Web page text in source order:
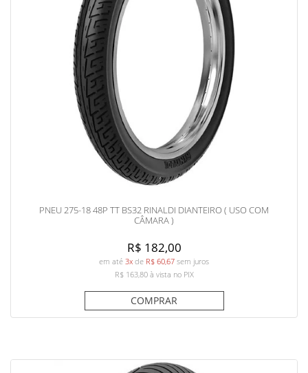
PNEU 275-18 48P TT BS32 RINALDI DIANTEIRO ( USO COM
CÂMARA )
R$ 182,00
em até 3x de R$ 60,67 sem juros
R$ 163,80à vista no PIX
COMPRAR